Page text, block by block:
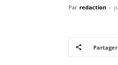
Par redaction -
Partager